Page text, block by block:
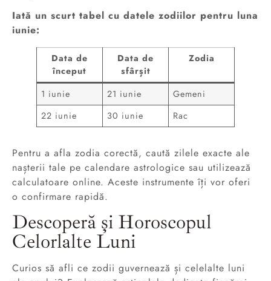
Iată un scurt tabel cu datele zodiilor pentru luna
iunie:
Data de
început
Data de
sfârșit
Zodia
1 iunie 21 iunie
Gemeni
22 iunie
30 iunie Rac
Pentru a afla zodia corectă, caută zilele exacte ale
nașterii tale pe calendare astrologice sau utilizează
calculatoare online. Aceste instrumente îți vor oferi
o confirmare rapidă.
Descoperă și Horoscopul
Celorlalte Luni
Curios să afli ce zodii guvernează și celelalte luni